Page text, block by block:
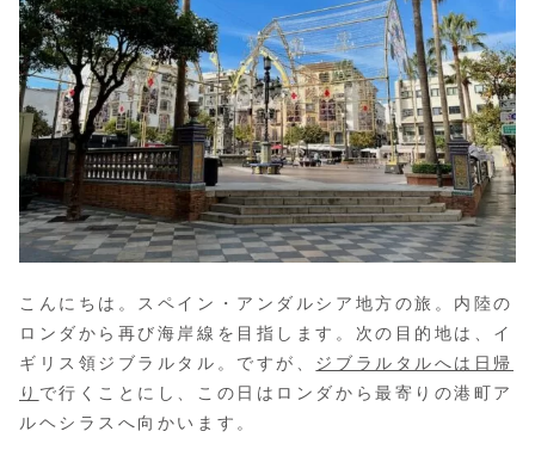
こんにちは。スペイン・アンダルシア地方の旅。内陸の
ロンダから再び海岸線を目指します。次の目的地は、イ
ギリス領ジブラルタル。ですが、 ジブラルタルへは日帰
り で行くことにし、この日はロンダから最寄りの港町ア
ルヘシラスへ向かいます。